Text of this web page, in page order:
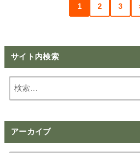
1 2 3
サイト内検索
索:
アーカイブ